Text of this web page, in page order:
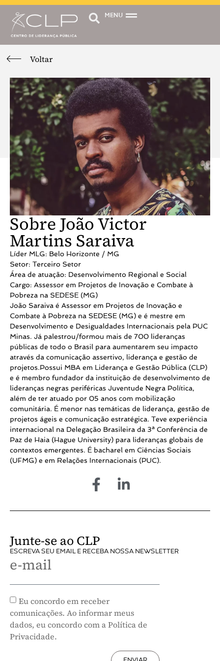
MENU
Voltar
Sobre João Victor
Martins Saraiva
Líder MLG: Belo Horizonte / MG
Setor: Terceiro Setor
Área de atuação: Desenvolvimento Regional e Social
Cargo: Assessor em Projetos de Inovação e Combate à
Pobreza na SEDESE (MG)
João Saraiva é Assessor em Projetos de Inovação e
Combate à Pobreza na SEDESE (MG) e é mestre em
Desenvolvimento e Desigualdades Internacionais pela PUC
Minas. Já palestrou/formou mais de 700 lideranças
públicas de todo o Brasil para aumentarem seu impacto
através da comunicação assertivo, liderança e gestão de
projetos.Possui MBA em Liderança e Gestão Pública (CLP)
e é membro fundador da instituição de desenvolvimento de
lideranças negras periféricas Juventude Negra Política,
além de ter atuado por 05 anos com mobilização
comunitária. É menor nas temáticas de liderança, gestão de
projetos ágeis e comunicação estratégica. Teve experiência
internacional na Delegação Brasileira da 3ª Conferência de
Paz de Haia (Hague University) para lideranças globais de
contextos emergentes. É bacharel em Ciências Sociais
(UFMG) e em Relações Internacionais (PUC).
Junte-se ao CLP
ESCREVA SEU EMAIL E RECEBA NOSSA NEWSLETTER
e-mail
Eu concordo em receber
comunicações. Ao informar meus
dados, eu concordo com a Política de
Privacidade.